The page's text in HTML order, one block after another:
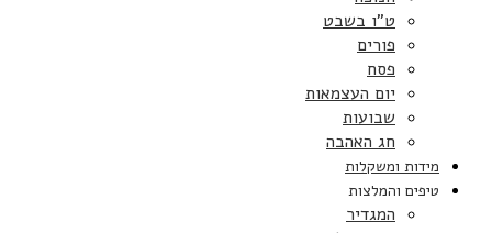
ט”ו בשבט
פורים
פסח
יום העצמאות
שבועות
חג האהבה
מידות ומשקלות
טיפים והמלצות
המגדיר